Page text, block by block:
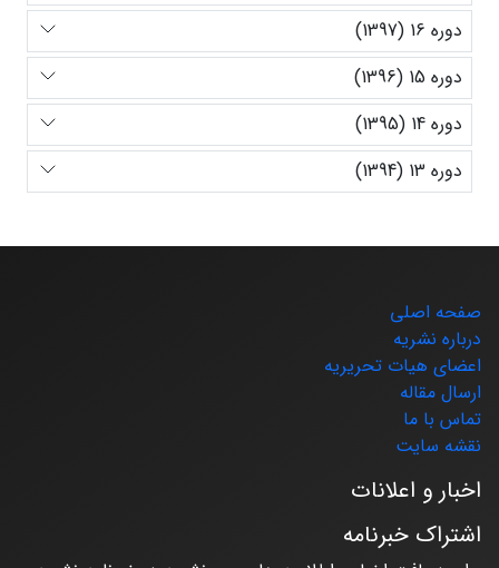
دوره 16 (1397)
دوره 15 (1396)
دوره 14 (1395)
دوره 13 (1394)
صفحه اصلی
درباره نشریه
اعضای هیات تحریریه
ارسال مقاله
تماس با ما
نقشه سایت
اخبار و اعلانات
اشتراک خبرنامه